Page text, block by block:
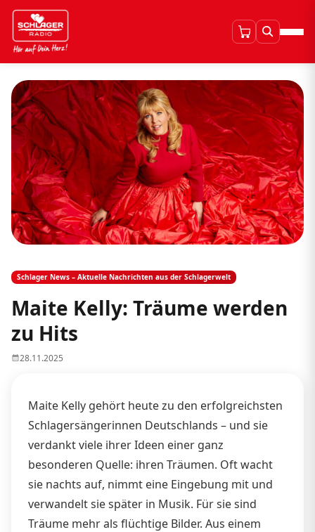
Schlager News – Aktuelle Nachrichten aus der Schlagerwelt
Maite Kelly: Träume werden
zu Hits
28.11.2025
Maite Kelly gehört heute zu den erfolgreichsten
Schlagersängerinnen Deutschlands – und sie
verdankt viele ihrer Ideen einer ganz
besonderen Quelle: ihren Träumen. Oft wacht
sie nachts auf, nimmt eine Eingebung mit und
verwandelt sie später in Musik. Für sie sind
Träume mehr als flüchtige Bilder. Aus einem